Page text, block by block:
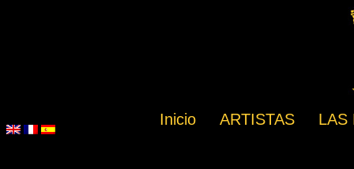
Inicio ARTISTAS LAS